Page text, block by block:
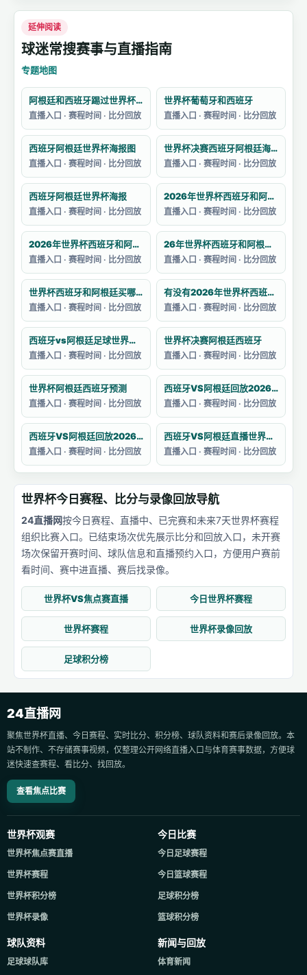
延伸阅读
球迷常搜赛事与直播指南
专题地图
阿根廷和西班牙踢过世界杯吗
直播入口 · 赛程时间 · 比分回放
世界杯葡萄牙和西班牙
直播入口 · 赛程时间 · 比分回放
西班牙阿根廷世界杯海报图
直播入口 · 赛程时间 · 比分回放
世界杯决赛西班牙阿根廷海报
直播入口 · 赛程时间 · 比分回放
西班牙阿根廷世界杯海报
直播入口 · 赛程时间 · 比分回放
2026年世界杯西班牙和阿根廷的决赛预测
直播入口 · 赛程时间 · 比分回放
2026年世界杯西班牙和阿根廷的阵容如何
直播入口 · 赛程时间 · 比分回放
26年世界杯西班牙和阿根廷哪个强一点
直播入口 · 赛程时间 · 比分回放
世界杯西班牙和阿根廷买哪个
直播入口 · 赛程时间 · 比分回放
有没有2026年世界杯西班牙对阵阿根廷的集锦
直播入口 · 赛程时间 · 比分回放
西班牙vs阿根廷足球世界杯战绩分析
直播入口 · 赛程时间 · 比分回放
世界杯决赛阿根廷西班牙
直播入口 · 赛程时间 · 比分回放
世界杯阿根廷西班牙预测
直播入口 · 赛程时间 · 比分回放
西班牙VS阿根廷回放2026卡塔尔世界杯赛
直播入口 · 赛程时间 · 比分回放
西班牙VS阿根廷回放2026卡塔尔世界杯
直播入口 · 赛程时间 · 比分回放
西班牙VS阿根廷直播世界杯主题曲目
直播入口 · 赛程时间 · 比分回放
世界杯今日赛程、比分与录像回放导航
24直播网按今日赛程、直播中、已完赛和未来7天世界杯赛程
组织比赛入口。已结束场次优先展示比分和回放入口，未开赛
场次保留开赛时间、球队信息和直播预约入口，方便用户赛前
看时间、赛中进直播、赛后找录像。
世界杯VS焦点赛直播 今日世界杯赛程
世界杯赛程 世界杯录像回放
足球积分榜
24直播网
聚焦世界杯直播、今日赛程、实时比分、积分榜、球队资料和赛后录像回放。本
站不制作、不存储赛事视频，仅整理公开网络直播入口与体育赛事数据，方便球
迷快速查赛程、看比分、找回放。
查看焦点比赛
世界杯观赛
世界杯焦点赛直播
世界杯赛程
世界杯积分榜
世界杯录像
今日比赛
今日足球赛程
今日篮球赛程
足球积分榜
篮球积分榜
球队资料
足球球队库
新闻与回放
体育新闻